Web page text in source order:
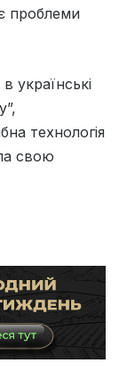
проблеми
українські
технологія
свою